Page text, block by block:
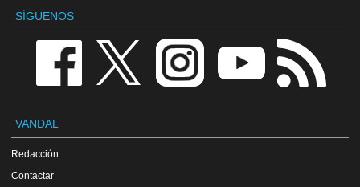
SÍGUENOS
VANDAL
Redacción
Contactar